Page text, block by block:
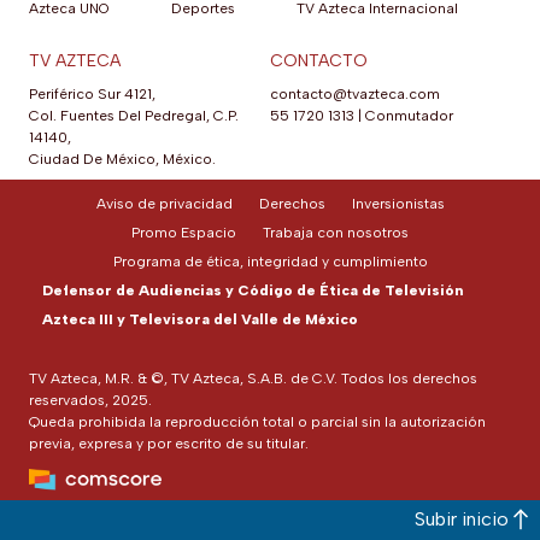
Azteca UNO
Deportes
TV Azteca Internacional
TV AZTECA
Periférico Sur 4121,
Col. Fuentes Del Pedregal, C.P.
14140,
Ciudad De México, México.
CONTACTO
contacto@tvazteca.com
55 1720 1313
Conmutador
TV Azteca, M.R. & ©, TV Azteca, S.A.B. de C.V. Todos los derechos
reservados, 2025.
Queda prohibida la reproducción total o parcial sin la autorización
previa, expresa y por escrito de su titular.
Aviso de privacidad Derechos
Inversionistas
Promo Espacio
Trabaja con nosotros
Programa de ética, integridad y cumplimiento
Defensor de Audiencias y Código de Ética de Televisión
Azteca III y Televisora del Valle de México
Subir inicio